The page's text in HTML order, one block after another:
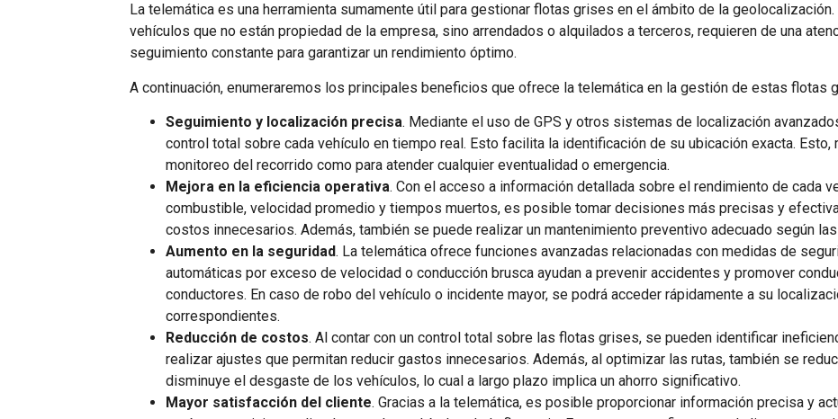
La telemática es una herramienta sumamente útil para gestionar flotas grises en el ámbito de la
vehículos que no están propiedad de la empresa, sino arrendados o alquilados a terceros, requieren de una
seguimiento constante para garantizar un rendimiento óptimo.
A continuación, enumeraremos los principales beneficios que ofrece la telemática en la gestión de estas flotas
Seguimiento y localización precisa. Mediante el uso de GPS y otros sistemas de localización
control total sobre cada vehículo en tiempo real. Esto facilita la identificación de su ubicación exacta. Esto,
monitoreo del recorrido como para atender cualquier eventualidad o emergencia.
Mejora en la eficiencia operativa. Con el acceso a información detallada sobre el rendimiento de cada
combustible, velocidad promedio y tiempos muertos, es posible tomar decisiones más precisas y
costos innecesarios. Además, también se puede realizar un mantenimiento preventivo adecuado según
Aumento en la seguridad. La telemática ofrece funciones avanzadas relacionadas con medidas de
automáticas por exceso de velocidad o conducción brusca ayudan a prevenir accidentes y promover
conductores. En caso de robo del vehículo o incidente mayor, se podrá acceder rápidamente a su
correspondientes.
Reducción de costos. Al contar con un control total sobre las flotas grises, se pueden identificar
realizar ajustes que permitan reducir gastos innecesarios. Además, al optimizar las rutas, también se
disminuye el desgaste de los vehículos, lo cual a largo plazo implica un ahorro significativo.
Mayor satisfacción del cliente. Gracias a la telemática, es posible proporcionar información precisa y